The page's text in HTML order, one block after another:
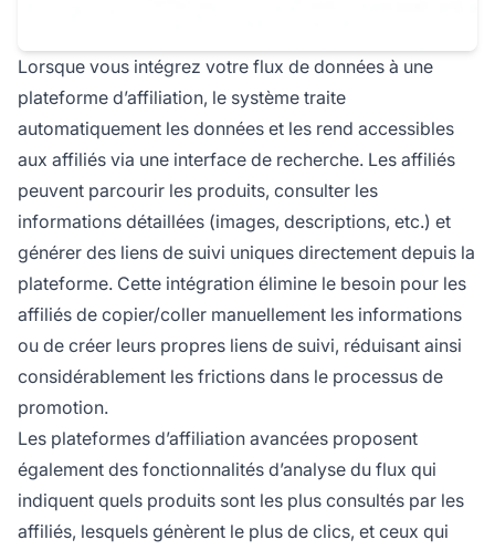
Lorsque vous intégrez votre flux de données à une
plateforme d’affiliation, le système traite
automatiquement les données et les rend accessibles
aux affiliés via une interface de recherche. Les affiliés
peuvent parcourir les produits, consulter les
informations détaillées (images, descriptions, etc.) et
générer des liens de suivi uniques directement depuis la
plateforme. Cette intégration élimine le besoin pour les
affiliés de copier/coller manuellement les informations
ou de créer leurs propres liens de suivi, réduisant ainsi
considérablement les frictions dans le processus de
promotion.
Les plateformes d’affiliation avancées proposent
également des fonctionnalités d’analyse du flux qui
indiquent quels produits sont les plus consultés par les
affiliés, lesquels génèrent le plus de clics, et ceux qui